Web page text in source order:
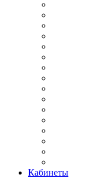
Кабинеты